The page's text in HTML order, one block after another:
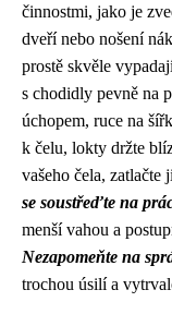
činnostmi, jako je
dveří nebo nošení
prostě skvěle
s chodidly pevně na
úchopem, ruce na
k čelu, lokty držte
vašeho čela,
se soustřeďte na
menší vahou a
Nezapomeňte na
trochou úsilí a